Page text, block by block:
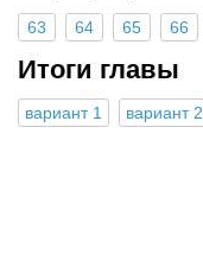
63 64 65 66
Итоги главы
вариант 1 вариант 2